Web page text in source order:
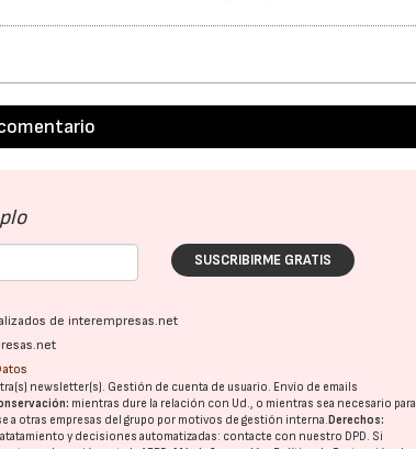
SUSCRIBIRME GRATIS
de interempresas.net
newsletter(s). Gestión de cuenta de usuario. Envío de emails
mientras dure la relación con Ud., o mientras sea necesario para
a otras empresas del grupo por motivos de gestión interna.Derechos:
y decisiones automatizadas: contacte con nuestro DPD. Si